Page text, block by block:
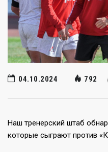
04.10.2024 792
Наш тренерский штаб
которые сыграют против